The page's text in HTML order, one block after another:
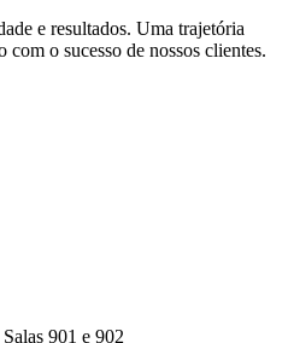
e resultados. Uma trajetória
com o sucesso de nossos clientes.
901 e 902
lo, por favor, informe
equipe.